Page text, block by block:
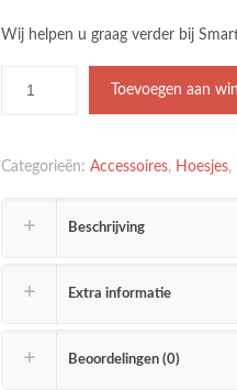
Wij helpen u graag verder bij
Toevoegen aan
Categorieën: Accessoires, Hoesjes,
Beschrijving
Extra informatie
Beoordelingen (0)